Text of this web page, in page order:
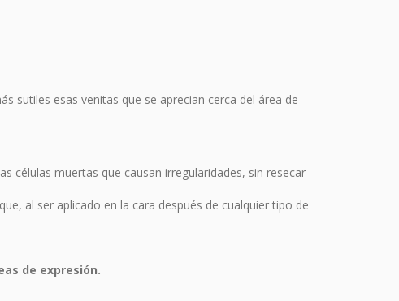
sutiles esas venitas que se aprecian cerca del área de
células muertas que causan irregularidades, sin resecar
al ser aplicado en la cara después de cualquier tipo de
de expresión.